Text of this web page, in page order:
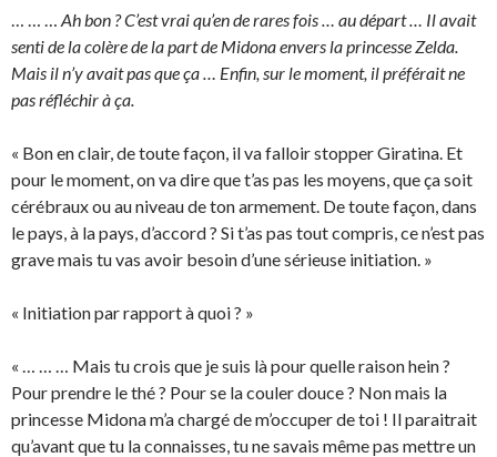
… … … Ah bon ? C’est vrai qu’en de rares fois … au départ … Il avait
senti de la colère de la part de Midona envers la princesse Zelda.
Mais il n’y avait pas que ça … Enfin, sur le moment, il préférait ne
pas réfléchir à ça.
« Bon en clair, de toute façon, il va falloir stopper Giratina. Et
pour le moment, on va dire que t’as pas les moyens, que ça soit
cérébraux ou au niveau de ton armement. De toute façon, dans
le pays, à la pays, d’accord ? Si t’as pas tout compris, ce n’est pas
grave mais tu vas avoir besoin d’une sérieuse initiation. »
« Initiation par rapport à quoi ? »
« … … … Mais tu crois que je suis là pour quelle raison hein ?
Pour prendre le thé ? Pour se la couler douce ? Non mais la
princesse Midona m’a chargé de m’occuper de toi ! Il paraitrait
qu’avant que tu la connaisses, tu ne savais même pas mettre un